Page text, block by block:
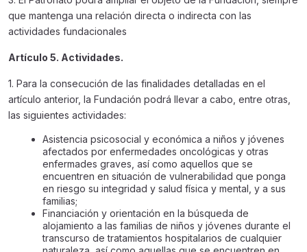
que mantenga una relación directa o indirecta con las
actividades fundacionales
Artículo 5. Actividades.
1. Para la consecución de las finalidades detalladas en el
artículo anterior, la Fundación podrá llevar a cabo, entre otras,
las siguientes actividades:
Asistencia psicosocial y económica a niños y jóvenes
afectados por enfermedades oncológicas y otras
enfermades graves, así como aquellos que se
encuentren en situación de vulnerabilidad que ponga
en riesgo su integridad y salud física y mental, y a sus
familias;
Financiación y orientación en la búsqueda de
alojamiento a las familias de niños y jóvenes durante el
transcurso de tratamientos hospitalarios de cualquier